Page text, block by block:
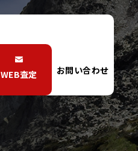
WEB査定 お問い合わせ